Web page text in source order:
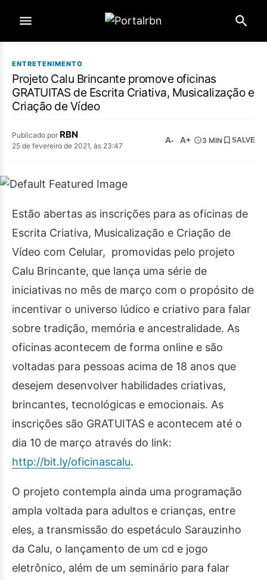
ENTRETENIMENTO
Projeto Calu Brincante promove oficinas
GRATUITAS de Escrita Criativa, Musicalização e
Criação de Vídeo
Publicado por RBN
25 de fevereiro de 2021, às 23:47
A- A+ 3 MIN SALVE
Estão abertas as inscrições para as oficinas de
Escrita Criativa, Musicalização e Criação de
Vídeo com Celular, promovidas pelo projeto
Calu Brincante, que lança uma série de
iniciativas no mês de março com o propósito de
incentivar o universo lúdico e criativo para falar
sobre tradição, memória e ancestralidade. As
oficinas acontecem de forma online e são
voltadas para pessoas acima de 18 anos que
desejem desenvolver habilidades criativas,
brincantes, tecnológicas e emocionais. As
inscrições são GRATUITAS e acontecem até o
dia 10 de março através do link:
http://bit.ly/oficinascalu.
O projeto contempla ainda uma programação
ampla voltada para adultos e crianças, entre
eles, a transmissão do espetáculo Sarauzinho
da Calu, o lançamento de um cd e jogo
eletrônico, além de um seminário para falar